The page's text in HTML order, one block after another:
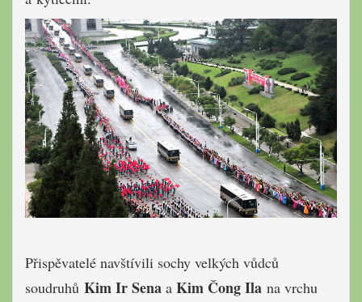
Přispěvatelé navštívili sochy velkých vůdců
soudruhů Kim Ir Sena a Kim Čong Ila na vrchu